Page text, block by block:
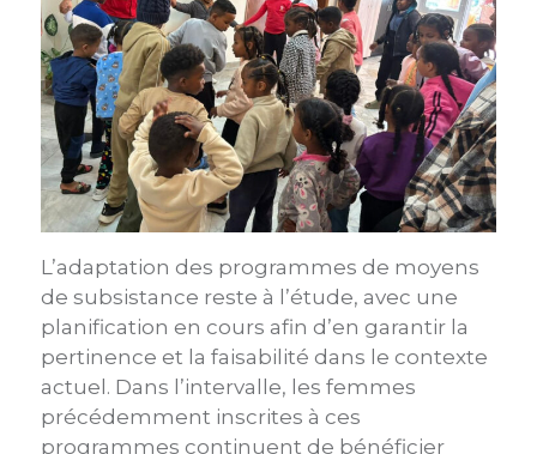
L’adaptation des programmes de moyens
de subsistance reste à l’étude, avec une
planification en cours afin d’en garantir la
pertinence et la faisabilité dans le contexte
actuel. Dans l’intervalle, les femmes
précédemment inscrites à ces
programmes continuent de bénéficier